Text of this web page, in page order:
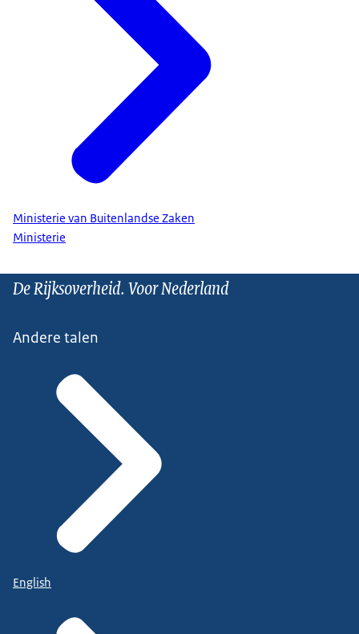
Ministerie van Buitenlandse Zaken
Ministerie
De Rijksoverheid. Voor Nederland
Andere talen
English